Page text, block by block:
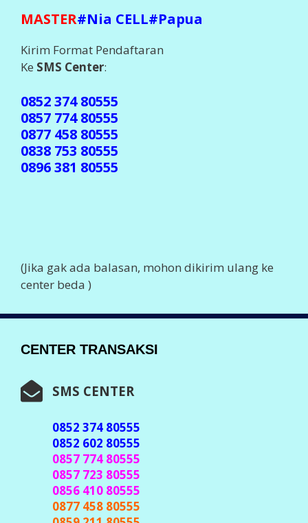
MASTER#Nia CELL#Papua
Kirim Format Pendaftaran
Ke SMS Center:
0852 374 80555
0857 774 80555
0877 458 80555
0838 753 80555
0896 381 80555
(Jika gak ada balasan, mohon dikirim ulang ke
center beda )
CENTER TRANSAKSI
SMS CENTER
0852 374 80555
0852 602 80555
0857 774 80555
0857 723 80555
0856 410 80555
0877 458 80555